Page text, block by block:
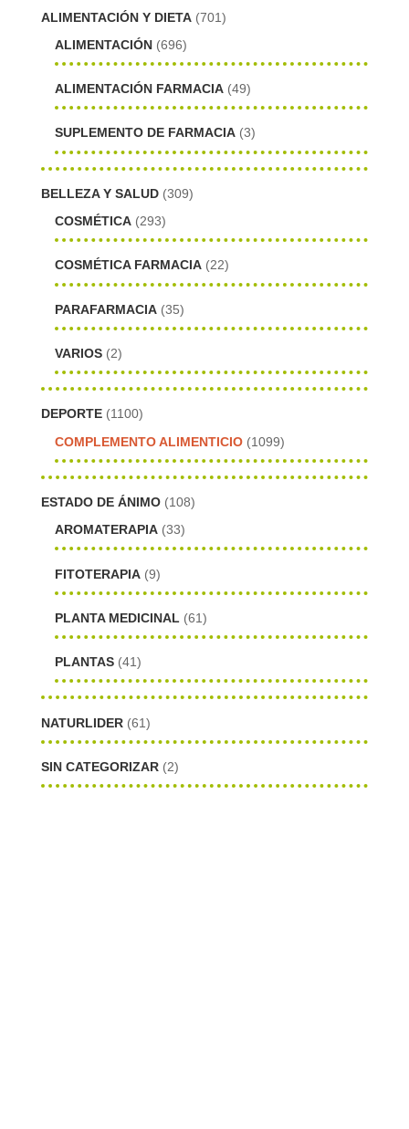
ALIMENTACIÓN Y DIETA (701)
ALIMENTACIÓN (696)
ALIMENTACIÓN FARMACIA (49)
SUPLEMENTO DE FARMACIA (3)
BELLEZA Y SALUD (309)
COSMÉTICA (293)
COSMÉTICA FARMACIA (22)
PARAFARMACIA (35)
VARIOS (2)
DEPORTE (1100)
COMPLEMENTO ALIMENTICIO (1099)
ESTADO DE ÁNIMO (108)
AROMATERAPIA (33)
FITOTERAPIA (9)
PLANTA MEDICINAL (61)
PLANTAS (41)
NATURLIDER (61)
SIN CATEGORIZAR (2)